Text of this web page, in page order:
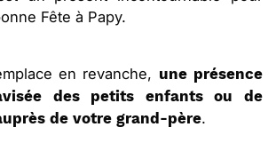
Fête à Papy.
en revanche, une présence
des petits enfants
ou de
de votre grand-père.